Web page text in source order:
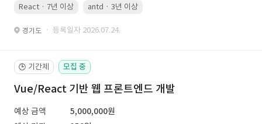
React · 7년 이상 antd · 3년 이상
경기도 · 등록일자 2026.07.24.
🕒 기간제 모집 중
Vue/React 기반 웹 프론트엔드 개발
예상 금액
5,000,000원